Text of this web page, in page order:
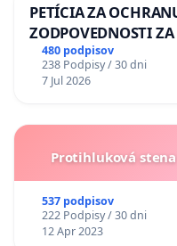
PETÍCIA ZA
ZODPOVEDNOSTI
A ZLYHANIE ŠTÁTU
480 podpisov
238 Podpisy / 30 dni
7 Jul 2026
Protihluková
537 podpisov
222 Podpisy / 30 dni
12 Apr 2023